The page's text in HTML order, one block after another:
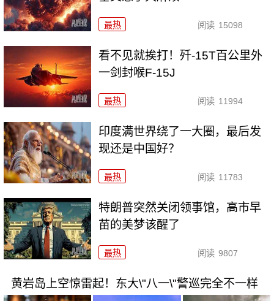
最热 阅读 15098
看不见就挨打！歼-15T百公里外
一剑封喉F-15J
最热 阅读 11994
印度满世界绕了一大圈，最后发
现还是中国好？
最热 阅读 11783
特朗普突然关闭领事馆，高市早
苗的美梦该醒了
最热 阅读 9807
黄岩岛上空惊雷起！东大\"八一\"警巡完全不一样